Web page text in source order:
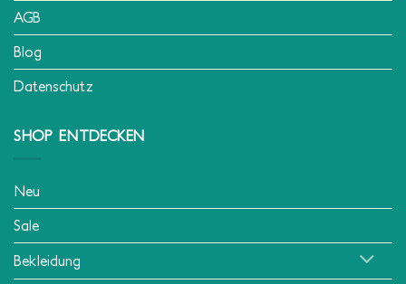
AGB
Blog
Datenschutz
SHOP ENTDECKEN
Neu
Sale
Bekleidung